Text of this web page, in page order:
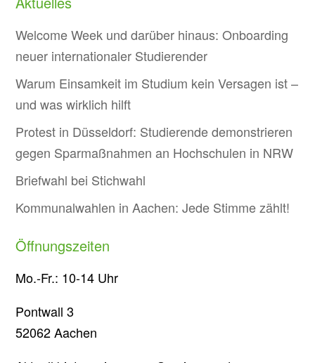
Welcome Week und darüber hinaus: Onboarding
neuer internationaler Studierender
Warum Einsamkeit im Studium kein Versagen ist –
und was wirklich hilft
Protest in Düsseldorf: Studierende demonstrieren
gegen Sparmaßnahmen an Hochschulen in NRW
Briefwahl bei Stichwahl
Kommunalwahlen in Aachen: Jede Stimme zählt!
Öffnungszeiten
Mo.-Fr.: 10-14 Uhr
Pontwall 3
52062 Aachen